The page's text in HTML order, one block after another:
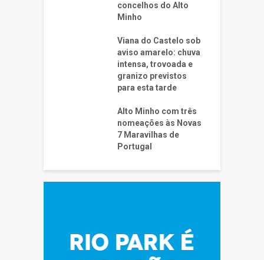
concelhos do Alto
Minho
Viana do Castelo sob
aviso amarelo: chuva
intensa, trovoada e
granizo previstos
para esta tarde
Alto Minho com três
nomeações às Novas
7 Maravilhas de
Portugal